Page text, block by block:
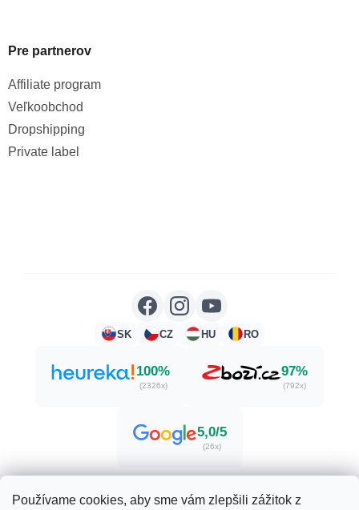
Používame cookies, aby sme vám zlepšili zážitok z
Pre partnerov
Affiliate program
Veľkoobchod
Dropshipping
Private label
SK CZ HU RO
100%
(2326x)
97%
(792x)
5,0/5
(26x)